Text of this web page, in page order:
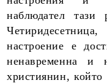
наблюдател
настроение е
ненавременна и
християнин,